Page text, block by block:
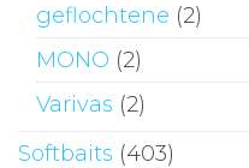
geflochtene (2)
MONO (2)
Varivas (2)
Softbaits (403)